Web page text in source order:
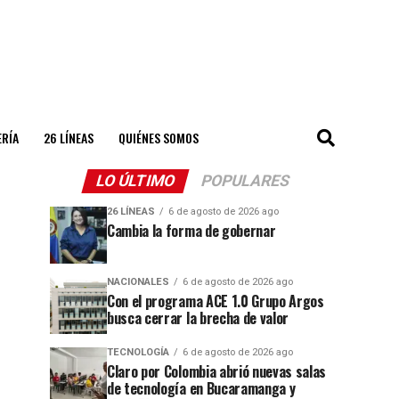
26 LÍNEAS QUIÉNES SOMOS
LO ÚLTIMO POPULARES
26 LÍNEAS 6 de agosto de 2026 ago
Cambia la forma de gobernar
NACIONALES 6 de agosto de 2026 ago
Con el programa ACE 1.0 Grupo Argos
busca cerrar la brecha de valor
TECNOLOGÍA 6 de agosto de 2026 ago
Claro por Colombia abrió nuevas salas
de tecnología en Bucaramanga y